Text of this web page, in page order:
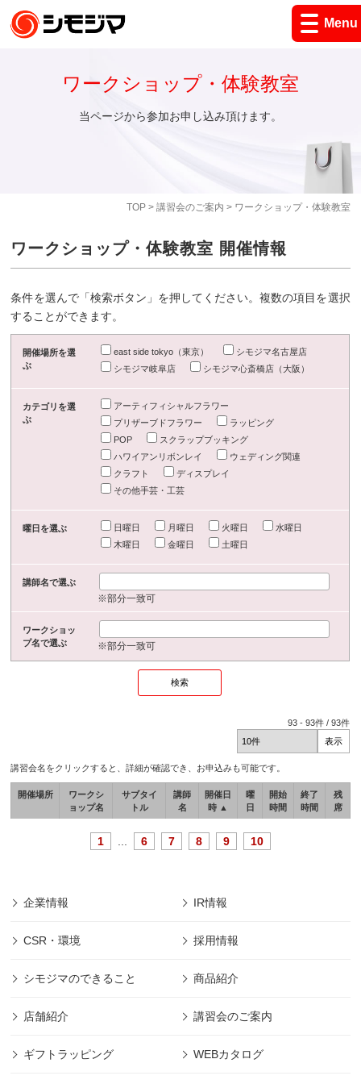
Menu
TOP> 講習会のご案内 > ワークショップ・体験教室
ワークショップ・体験教室
当ページから参加お申し込み頂けます。
ワークショップ・体験教室 開催情報
条件を選んで「検索ボタン」を押してください。複数の項目を選択
することができます。
開催場所を選
ぶ
east side tokyo（東京）
シモジマ名古屋店
シモジマ岐阜店
シモジマ心斎橋店（大阪）
カテゴリを選
ぶ
アーティフィシャルフラワー
プリザーブドフラワー
ラッピング
POP
スクラップブッキング
ハワイアンリボンレイ
ウェディング関連
クラフト
ディスプレイ
その他手芸・工芸
曜日を選ぶ 日曜日 月曜日 火曜日
水曜日
木曜日
金曜日 土曜日
講師名で選ぶ
※部分一致可
ワークショッ
プ名で選ぶ
※部分一致可
93 -93件 /93件
講習会名をクリックすると、詳細が確認でき、お申込みも可能です。
開催場所
ワークシ
ョップ名
サブタイ
トル
講師
名
開催日
時 ▲
曜
日
開始
時間
終了
時間
残
席
1 6 7 8 9 10
企業情報 IR情報
CSR・環境 採用情報
シモジマのできること 商品紹介
店舗紹介 講習会のご案内
ギフトラッピング WEBカタログ